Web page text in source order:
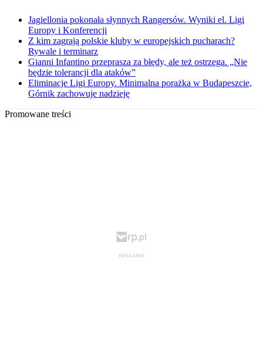
Jagiellonia pokonała słynnych Rangersów. Wyniki el. Ligi
Europy i Konferencji
Z kim zagrają polskie kluby w europejskich pucharach?
Rywale i terminarz
Gianni Infantino przeprasza za błędy, ale też ostrzega. „Nie
będzie tolerancji dla ataków”
Eliminacje Ligi Europy. Minimalna porażka w Budapeszcie,
Górnik zachowuje nadzieję
Promowane treści